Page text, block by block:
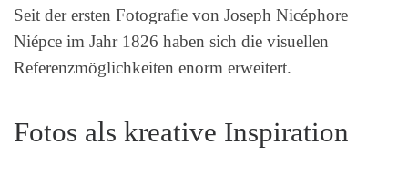
Seit der ersten Fotografie von Joseph Nicéphore
Niépce im Jahr 1826 haben sich die visuellen
Referenzmöglichkeiten enorm erweitert.
Fotos als kreative Inspiration